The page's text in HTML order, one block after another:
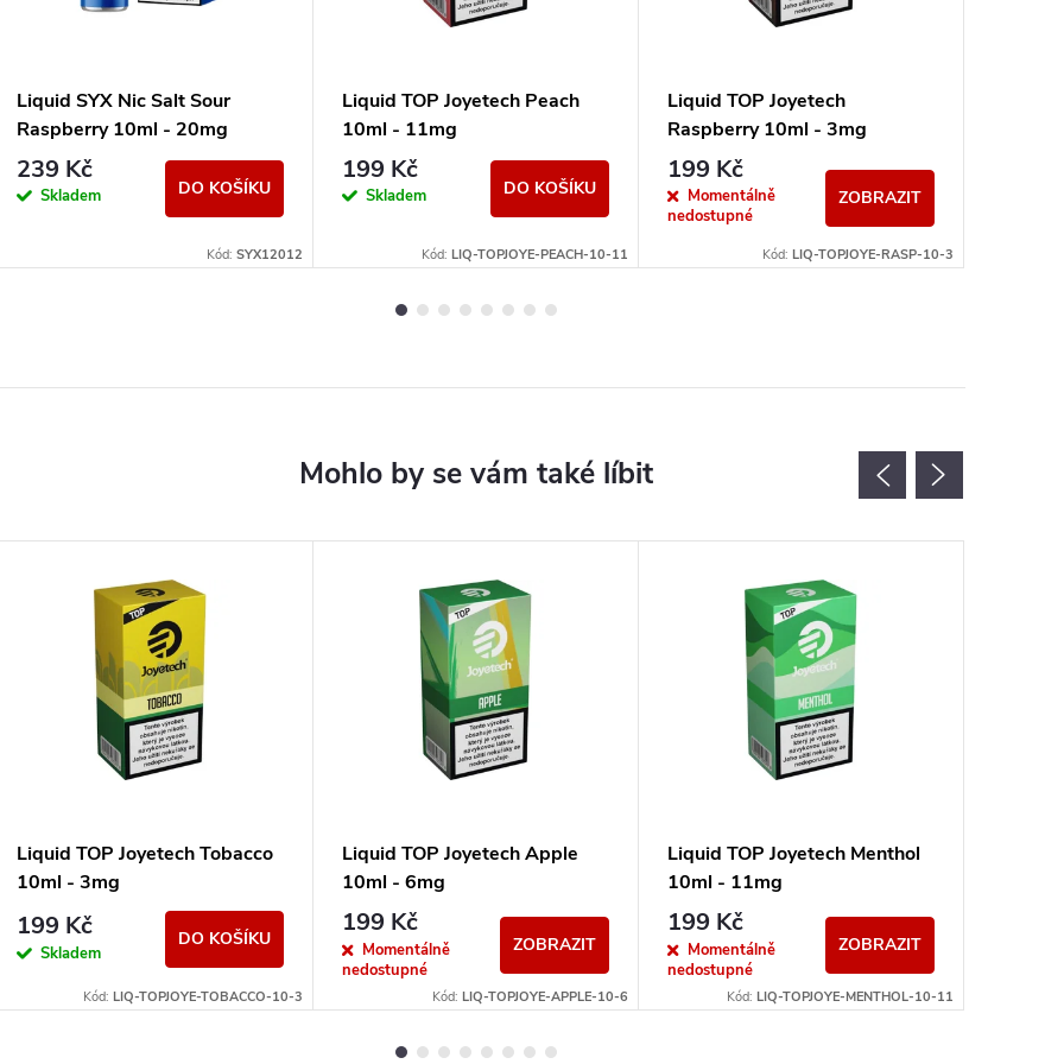
Liquid SYX Nic Salt Sour
Raspberry 10ml - 20mg
239 Kč
Skladem DO KOŠÍKU
Kód: SYX12012
Liquid TOP Joyetech Peach
10ml - 11mg
199 Kč
Skladem DO KOŠÍKU
Kód: LIQ-TOPJOYE-PEACH-10-11
Liquid TOP Joyetech
Raspberry 10ml - 3mg
199 Kč
Momentálně
nedostupné
ZOBRAZIT
Kód: LIQ-TOPJOYE-RASP-10-3
Liquid TOP Joyetech Tobacco
10ml - 3mg
199 Kč
Skladem
DO KOŠÍKU
Kód: LIQ-TOPJOYE-TOBACCO-10-3
Liquid TOP Joyetech Apple
10ml - 6mg
199 Kč
Momentálně
nedostupné
ZOBRAZIT
Kód: LIQ-TOPJOYE-APPLE-10-6
Liquid TOP Joyetech Menthol
10ml - 11mg
199 Kč
Momentálně
nedostupné
ZOBRAZIT
Kód: LIQ-TOPJOYE-MENTHOL-10-11